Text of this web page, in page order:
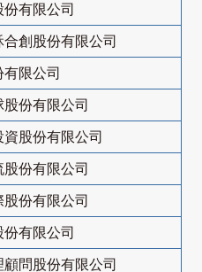
有限公司
創股份有限公司
有限公司
份有限公司
股份有限公司
份有限公司
份有限公司
有限公司
問股份有限公司